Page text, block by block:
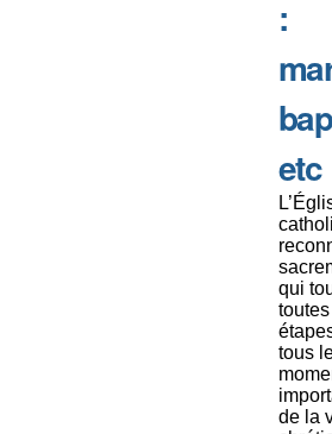
:
etc
qui
tous
de la